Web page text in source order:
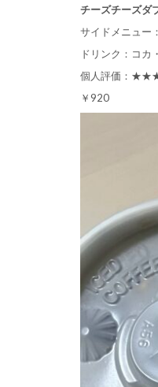
チーズチーズダ
サイドメニュー
ドリンク：コカ
個人評価：
￥920